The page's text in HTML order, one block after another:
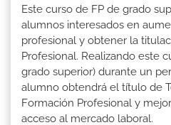
Este curso de FP de grado
alumnos interesados en
profesional y obtener la
Profesional. Realizando este
grado superior) durante un
alumno obtendrá el título de
Formación Profesional y
acceso al mercado laboral.